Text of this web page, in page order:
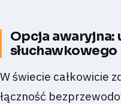
Opcja awaryjna:
słuchawkowego
W świecie całkowicie
łączność